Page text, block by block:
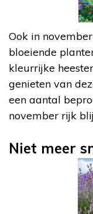
Ook in
bloeiende
kleurrijke
genieten van
een aantal
november rijk
Niet meer